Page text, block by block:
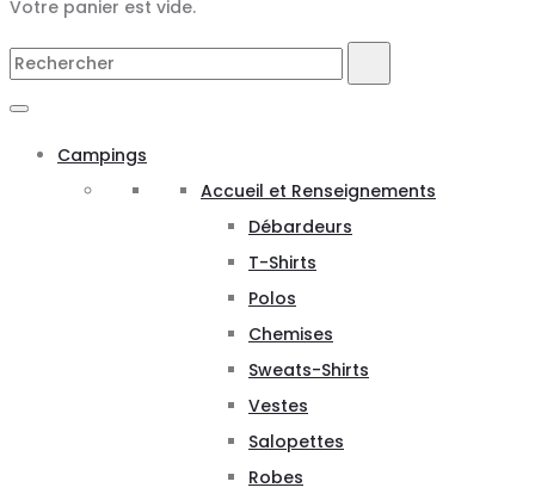
Votre panier est vide.
Search
Campings
Accueil et Renseignements
Débardeurs
T-Shirts
Polos
Chemises
Sweats-Shirts
Vestes
Salopettes
Robes